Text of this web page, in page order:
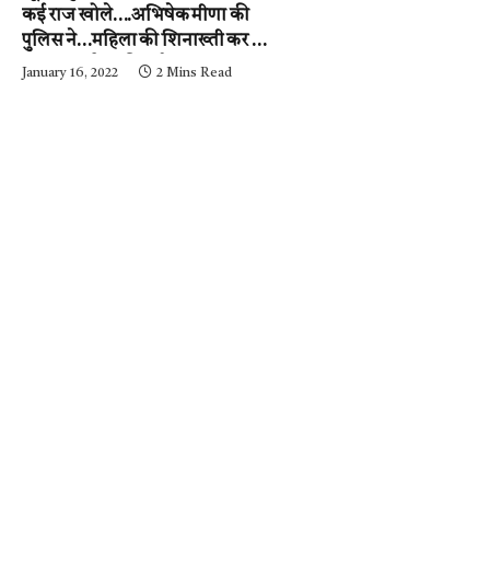
कई राज खोले….अभिषेक मीणा की
पुलिस ने…महिला की शिनाख्ती कर ली.
….अब आरोपी की गर्दन तक जल्द ही
January 16, 2022 2 Mins Read